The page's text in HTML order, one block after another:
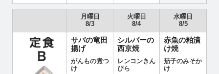
月曜日
8/3
火曜日
8/4
水曜日
8/5
サバの竜田
揚げ
がんもの煮つ
け
シルバーの
西京焼
レンコンきん
ぴら
赤魚の粕漬
け焼
茄子のみそか
け